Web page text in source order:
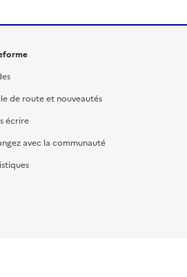
de route et nouveautés
écrire
avec la communauté